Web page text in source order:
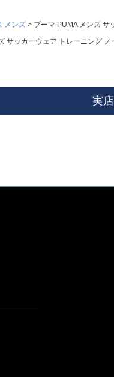
メンズ
プーマ PUMA メンズ サ
サッカーウェア トレーニング
実